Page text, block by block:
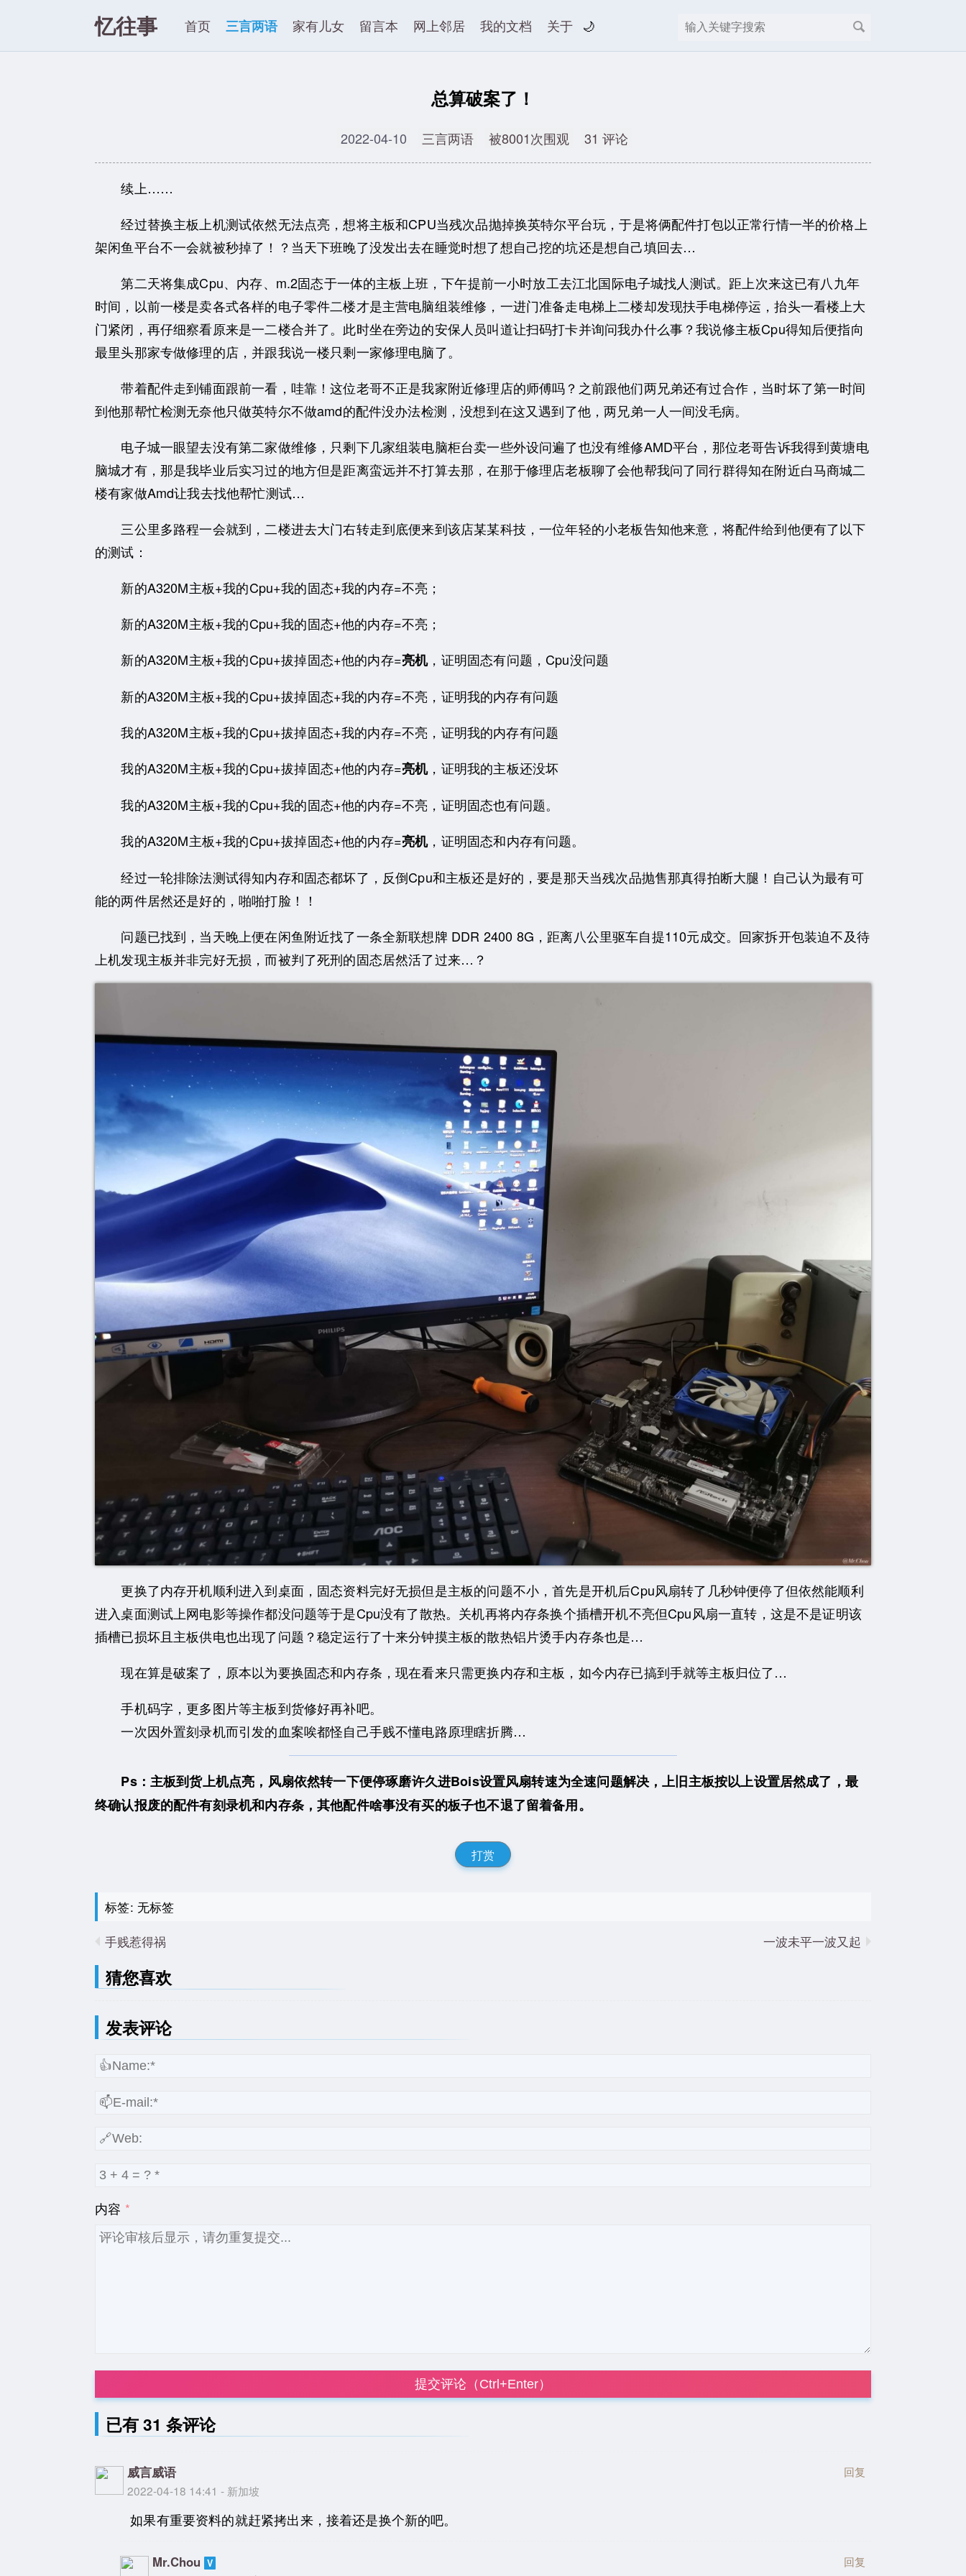
忆往事 首页 三言两语 家有儿女 留言本 网上邻居 我的文档 关于 🌙
总算破案了！
2022-04-10 三言两语 被8001次围观 31 评论
续上……
经过替换主板上机测试依然无法点亮，想将主板和CPU当残次品抛掉换英特尔平台玩，于是将俩配件打包以正常行情一半的价格上
架闲鱼平台不一会就被秒掉了！？当天下班晚了没发出去在睡觉时想了想自己挖的坑还是想自己填回去…
第二天将集成Cpu、内存、m.2固态于一体的主板上班，下午提前一小时放工去江北国际电子城找人测试。距上次来这已有八九年
时间，以前一楼是卖各式各样的电子零件二楼才是主营电脑组装维修，一进门准备走电梯上二楼却发现扶手电梯停运，抬头一看楼上大
门紧闭，再仔细察看原来是一二楼合并了。此时坐在旁边的安保人员叫道让扫码打卡并询问我办什么事？我说修主板Cpu得知后便指向
最里头那家专做修理的店，并跟我说一楼只剩一家修理电脑了。
带着配件走到铺面跟前一看，哇靠！这位老哥不正是我家附近修理店的师傅吗？之前跟他们两兄弟还有过合作，当时坏了第一时间
到他那帮忙检测无奈他只做英特尔不做amd的配件没办法检测，没想到在这又遇到了他，两兄弟一人一间没毛病。
电子城一眼望去没有第二家做维修，只剩下几家组装电脑柜台卖一些外设问遍了也没有维修AMD平台，那位老哥告诉我得到黄塘电
脑城才有，那是我毕业后实习过的地方但是距离蛮远并不打算去那，在那于修理店老板聊了会他帮我问了同行群得知在附近白马商城二
楼有家做Amd让我去找他帮忙测试…
三公里多路程一会就到，二楼进去大门右转走到底便来到该店某某科技，一位年轻的小老板告知他来意，将配件给到他便有了以下
的测试：
新的A320M主板+我的Cpu+我的固态+我的内存=不亮；
新的A320M主板+我的Cpu+我的固态+他的内存=不亮；
新的A320M主板+我的Cpu+拔掉固态+他的内存=亮机，证明固态有问题，Cpu没问题
新的A320M主板+我的Cpu+拔掉固态+我的内存=不亮，证明我的内存有问题
我的A320M主板+我的Cpu+拔掉固态+我的内存=不亮，证明我的内存有问题
我的A320M主板+我的Cpu+拔掉固态+他的内存=亮机，证明我的主板还没坏
我的A320M主板+我的Cpu+我的固态+他的内存=不亮，证明固态也有问题。
我的A320M主板+我的Cpu+拔掉固态+他的内存=亮机，证明固态和内存有问题。
经过一轮排除法测试得知内存和固态都坏了，反倒Cpu和主板还是好的，要是那天当残次品抛售那真得拍断大腿！自己认为最有可
能的两件居然还是好的，啪啪打脸！！
问题已找到，当天晚上便在闲鱼附近找了一条全新联想牌 DDR 2400 8G，距离八公里驱车自提110元成交。回家拆开包装迫不及待
上机发现主板并非完好无损，而被判了死刑的固态居然活了过来…？
更换了内存开机顺利进入到桌面，固态资料完好无损但是主板的问题不小，首先是开机后Cpu风扇转了几秒钟便停了但依然能顺利
进入桌面测试上网电影等操作都没问题等于是Cpu没有了散热。关机再将内存条换个插槽开机不亮但Cpu风扇一直转，这是不是证明该
插槽已损坏且主板供电也出现了问题？稳定运行了十来分钟摸主板的散热铝片烫手内存条也是…
现在算是破案了，原本以为要换固态和内存条，现在看来只需更换内存和主板，如今内存已搞到手就等主板归位了…
手机码字，更多图片等主板到货修好再补吧。
一次因外置刻录机而引发的血案唉都怪自己手贱不懂电路原理瞎折腾…
Ps：主板到货上机点亮，风扇依然转一下便停琢磨许久进Bois设置风扇转速为全速问题解决，上旧主板按以上设置居然成了，最
终确认报废的配件有刻录机和内存条，其他配件啥事没有买的板子也不退了留着备用。
打赏
标签: 无标签
手贱惹得祸
一波未平一波又起
猜您喜欢
发表评论
内容
提交评论（Ctrl+Enter）
已有 31 条评论
威言威语
2022-04-18 14:41 - 新加坡
回复
如果有重要资料的就赶紧拷出来，接着还是换个新的吧。
Mr.Chou 回复